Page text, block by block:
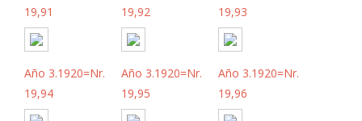
19,91
19,92
19,93
Año 3.1920=Nr.
19,94
Año 3.1920=Nr.
19,95
Año 3.1920=Nr.
19,96